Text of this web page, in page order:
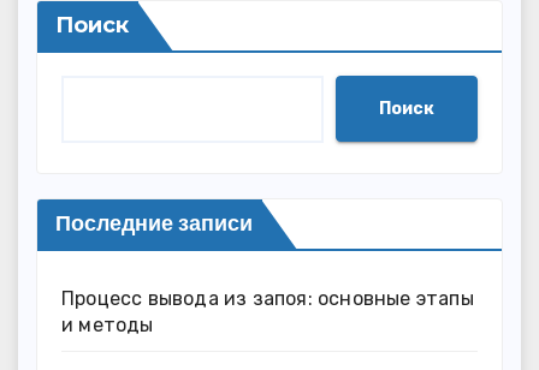
Поиск
Поиск
Последние записи
Процесс вывода из запоя: основные этапы
и методы